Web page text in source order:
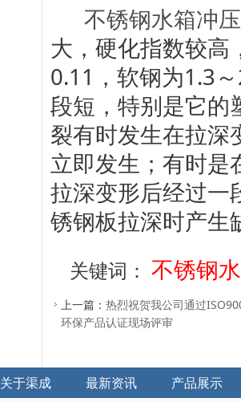
不锈钢水箱冲
大，硬化指数较高
0.11，软钢为1.3
段短，特别是它的
裂有时发生在拉深
立即发生；有时是
拉深变形后经过一
锈钢板拉深时产生
关键词： 不锈钢
上一篇： 热烈祝贺我公司通过
环保产品认证现场评审
关于渠成 最新资讯 产品展示